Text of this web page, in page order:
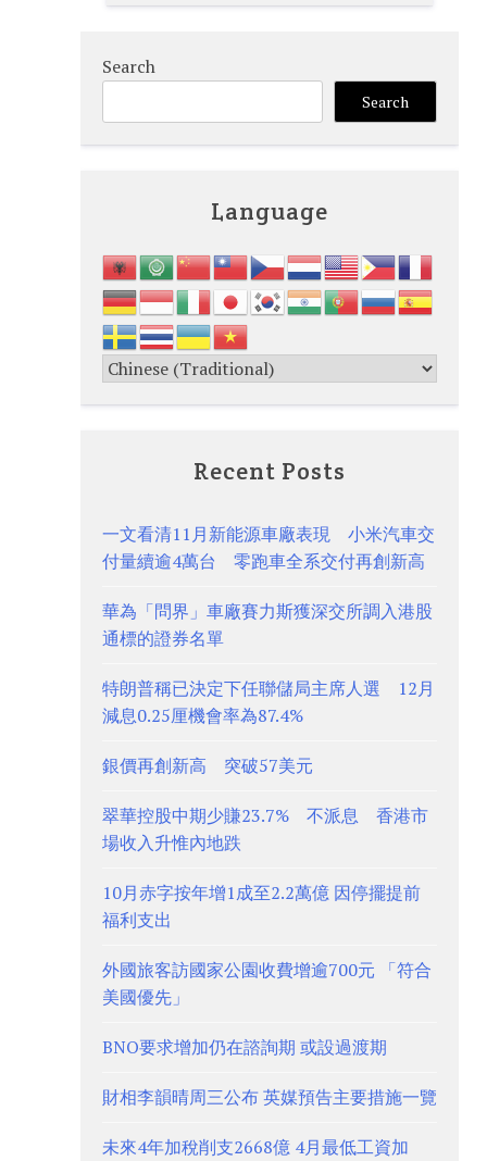
Search
Search
Language
Recent Posts
一文看清11月新能源車廠表現 小米汽車交
付量續逾4萬台 零跑車全系交付再創新高
華為「問界」車廠賽力斯獲深交所調入港股
通標的證券名單
特朗普稱已決定下任聯儲局主席人選 12月
減息0.25厘機會率為87.4%
銀價再創新高 突破57美元
翠華控股中期少賺23.7% 不派息 香港市
場收入升惟內地跌
10月赤字按年增1成至2.2萬億 因停擺提前
福利支出
外國旅客訪國家公園收費增逾700元 「符合
美國優先」
BNO要求增加仍在諮詢期 或設過渡期
財相李韻晴周三公布 英媒預告主要措施一覽
未來4年加稅削支2668億 4月最低工資加